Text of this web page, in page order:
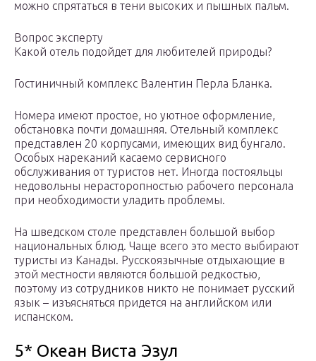
можно спрятаться в тени высоких и пышных пальм.
Вопрос эксперту
Какой отель подойдет для любителей природы?
Гостиничный комплекс Валентин Перла Бланка.
Номера имеют простое, но уютное оформление,
обстановка почти домашняя. Отельный комплекс
представлен 20 корпусами, имеющих вид бунгало.
Особых нареканий касаемо сервисного
обслуживания от туристов нет. Иногда постояльцы
недовольны нерасторопностью рабочего персонала
при необходимости уладить проблемы.
На шведском столе представлен большой выбор
национальных блюд. Чаще всего это место выбирают
туристы из Канады. Русскоязычные отдыхающие в
этой местности являются большой редкостью,
поэтому из сотрудников никто не понимает русский
язык – изъясняться придется на английском или
испанском.
5* Океан Виста Эзул